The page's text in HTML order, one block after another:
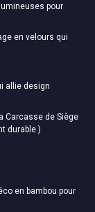
pour
en velours qui
allie design
Carcasse de Siège
durable )
en bambou pour